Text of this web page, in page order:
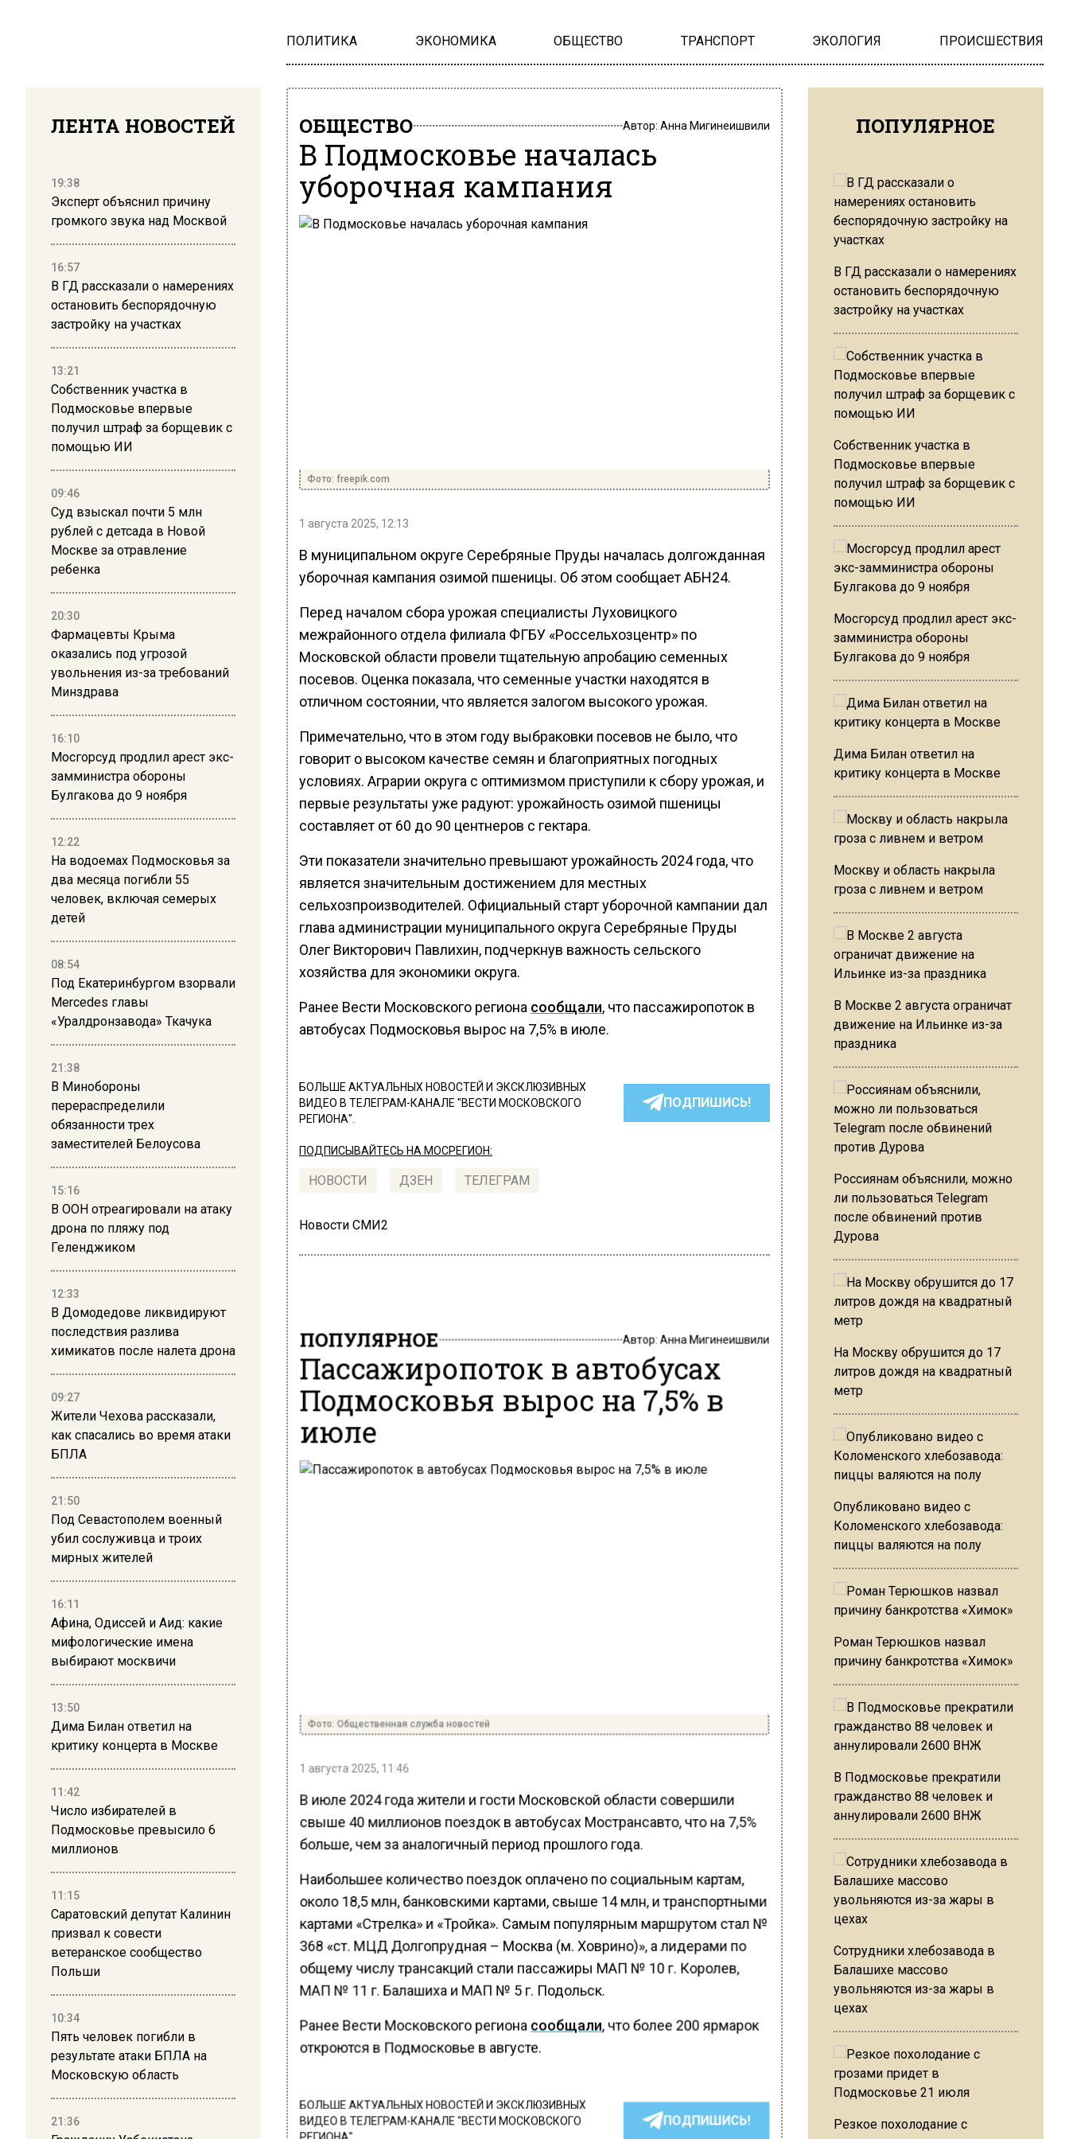
ПОЛИТИКА ЭКОНОМИКА ОБЩЕСТВО ТРАНСПОРТ ЭКОЛОГИЯ ПРОИСШЕСТВИЯ
ЛЕНТА НОВОСТЕЙ
19:38
Эксперт объяснил причину
громкого звука над Москвой
16:57
В ГД рассказали о намерениях
остановить беспорядочную
застройку на участках
13:21
Собственник участка в
Подмосковье впервые
получил штраф за борщевик с
помощью ИИ
09:46
Суд взыскал почти 5 млн
рублей с детсада в Новой
Москве за отравление
ребенка
20:30
Фармацевты Крыма
оказались под угрозой
увольнения из-за требований
Минздрава
16:10
Мосгорсуд продлил арест экс-
замминистра обороны
Булгакова до 9 ноября
12:22
На водоемах Подмосковья за
два месяца погибли 55
человек, включая семерых
детей
08:54
Под Екатеринбургом взорвали
Mercedes главы
«Уралдронзавода» Ткачука
21:38
В Минобороны
перераспределили
обязанности трех
заместителей Белоусова
15:16
В ООН отреагировали на атаку
дрона по пляжу под
Геленджиком
12:33
В Домодедове ликвидируют
последствия разлива
химикатов после налета дрона
09:27
Жители Чехова рассказали,
как спасались во время атаки
БПЛА
21:50
Под Севастополем военный
убил сослуживца и троих
мирных жителей
16:11
Афина, Одиссей и Аид: какие
мифологические имена
выбирают москвичи
13:50
Дима Билан ответил на
критику концерта в Москве
11:42
Число избирателей в
Подмосковье превысило 6
миллионов
11:15
Саратовский депутат Калинин
призвал к совести
ветеранское сообщество
Польши
10:34
Пять человек погибли в
результате атаки БПЛА на
Московскую область
21:36
ОБЩЕСТВО Автор: Анна Мигинеишвили
В Подмосковье началась
уборочная кампания
Фото: freepik.com
1 августа 2025, 12:13
В муниципальном округе Серебряные Пруды началась долгожданная
уборочная кампания озимой пшеницы. Об этом сообщает АБН24.
Перед началом сбора урожая специалисты Луховицкого
межрайонного отдела филиала ФГБУ «Россельхозцентр» по
Московской области провели тщательную апробацию семенных
посевов. Оценка показала, что семенные участки находятся в
отличном состоянии, что является залогом высокого урожая.
Примечательно, что в этом году выбраковки посевов не было, что
говорит о высоком качестве семян и благоприятных погодных
условиях. Аграрии округа с оптимизмом приступили к сбору урожая, и
первые результаты уже радуют: урожайность озимой пшеницы
составляет от 60 до 90 центнеров с гектара.
Эти показатели значительно превышают урожайность 2024 года, что
является значительным достижением для местных
сельхозпроизводителей. Официальный старт уборочной кампании дал
глава администрации муниципального округа Серебряные Пруды
Олег Викторович Павлихин, подчеркнув важность сельского
хозяйства для экономики округа.
Ранее Вести Московского региона сообщали, что пассажиропоток в
автобусах Подмосковья вырос на 7,5% в июле.
БОЛЬШЕ АКТУАЛЬНЫХ НОВОСТЕЙ И ЭКСКЛЮЗИВНЫХ
ВИДЕО В ТЕЛЕГРАМ-КАНАЛЕ "ВЕСТИ МОСКОВСКОГО
РЕГИОНА".
ПОДПИШИСЬ!
ПОДПИСЫВАЙТЕСЬ НА МОСРЕГИОН:
НОВОСТИ ДЗЕН ТЕЛЕГРАМ
Новости СМИ2
ПОПУЛЯРНОЕ Автор: Анна Мигинеишвили
Пассажиропоток в автобусах
Подмосковья вырос на 7,5% в
июле
Фото: Общественная служба новостей
1 августа 2025, 11:46
В июле 2024 года жители и гости Московской области совершили
свыше 40 миллионов поездок в автобусах Мострансавто, что на 7,5%
больше, чем за аналогичный период прошлого года.
Наибольшее количество поездок оплачено по социальным картам,
около 18,5 млн, банковскими картами, свыше 14 млн, и транспортными
картами «Стрелка» и «Тройка». Самым популярным маршрутом стал №
368 «ст. МЦД Долгопрудная – Москва (м. Ховрино)», а лидерами по
общему числу трансакций стали пассажиры МАП № 10 г. Королев,
МАП № 11 г. Балашиха и МАП № 5 г. Подольск.
Ранее Вести Московского региона сообщали, что более 200 ярмарок
откроются в Подмосковье в августе.
БОЛЬШЕ АКТУАЛЬНЫХ НОВОСТЕЙ И ЭКСКЛЮЗИВНЫХ
ВИДЕО В ТЕЛЕГРАМ-КАНАЛЕ "ВЕСТИ МОСКОВСКОГО
ПОДПИШИСЬ!
ПОПУЛЯРНОЕ
В ГД рассказали о намерениях
остановить беспорядочную
застройку на участках
Собственник участка в
Подмосковье впервые
получил штраф за борщевик с
помощью ИИ
Мосгорсуд продлил арест экс-
замминистра обороны
Булгакова до 9 ноября
Дима Билан ответил на
критику концерта в Москве
Москву и область накрыла
гроза с ливнем и ветром
В Москве 2 августа ограничат
движение на Ильинке из-за
праздника
Россиянам объяснили, можно
ли пользоваться Telegram
после обвинений против
Дурова
На Москву обрушится до 17
литров дождя на квадратный
метр
Опубликовано видео с
Коломенского хлебозавода:
пиццы валяются на полу
Роман Терюшков назвал
причину банкротства «Химок»
В Подмосковье прекратили
гражданство 88 человек и
аннулировали 2600 ВНЖ
Сотрудники хлебозавода в
Балашихе массово
увольняются из-за жары в
цехах
Резкое похолодание с